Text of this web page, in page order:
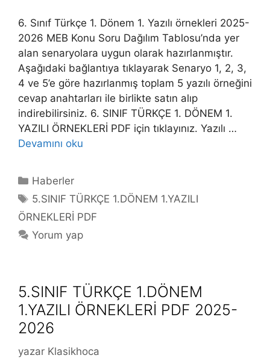
6. Sınıf Türkçe 1. Dönem 1. Yazılı örnekleri 2025-
2026 MEB Konu Soru Dağılım Tablosu’nda yer
alan senaryolara uygun olarak hazırlanmıştır.
Aşağıdaki bağlantıya tıklayarak Senaryo 1, 2, 3,
4 ve 5’e göre hazırlanmış toplam 5 yazılı örneğini
cevap anahtarları ile birlikte satın alıp
indirebilirsiniz. 6. SINIF TÜRKÇE 1. DÖNEM 1.
YAZILI ÖRNEKLERİ PDF için tıklayınız. Yazılı …
Devamını oku
Kategoriler
Haberler
Etiketler
5.SINIF TÜRKÇE 1.DÖNEM 1.YAZILI
ÖRNEKLERİ PDF
Yorum yap
5.SINIF TÜRKÇE 1.DÖNEM
1.YAZILI ÖRNEKLERİ PDF 2025-
2026
yazar Klasikhoca